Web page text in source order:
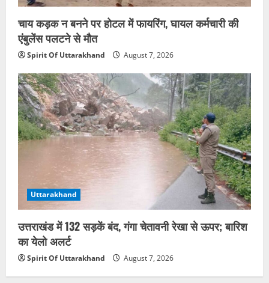
चाय कड़क न बनने पर होटल में फायरिंग, घायल कर्मचारी की
एंबुलेंस पलटने से मौत
Spirit Of Uttarakhand August 7, 2026
Uttarakhand
उत्तराखंड में 132 सड़कें बंद, गंगा चेतावनी रेखा से ऊपर; बारिश
का येलो अलर्ट
Spirit Of Uttarakhand August 7, 2026